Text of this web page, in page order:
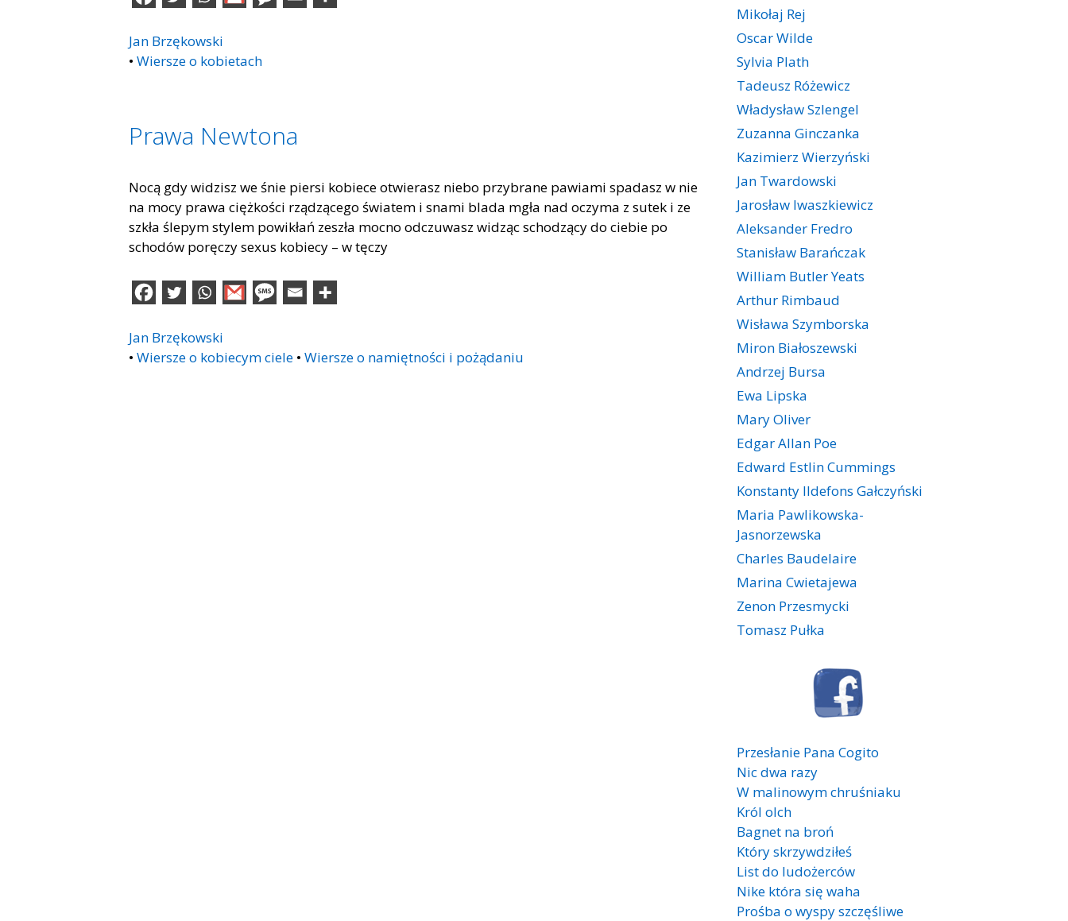
Jan Brzękowski
• Wiersze o kobietach
Prawa Newtona
Nocą gdy widzisz we śnie piersi kobiece otwierasz niebo przybrane pawiami spadasz w nie
na mocy prawa ciężkości rządzącego światem i snami blada mgła nad oczyma z sutek i ze
szkła ślepym stylem powikłań zeszła mocno odczuwasz widząc schodzący do ciebie po
schodów poręczy sexus kobiecy – w tęczy
Jan Brzękowski
• Wiersze o kobiecym ciele • Wiersze o namiętności i pożądaniu
Mikołaj Rej
Oscar Wilde
Sylvia Plath
Tadeusz Różewicz
Władysław Szlengel
Zuzanna Ginczanka
Kazimierz Wierzyński
Jan Twardowski
Jarosław Iwaszkiewicz
Aleksander Fredro
Stanisław Barańczak
William Butler Yeats
Arthur Rimbaud
Wisława Szymborska
Miron Białoszewski
Andrzej Bursa
Ewa Lipska
Mary Oliver
Edgar Allan Poe
Edward Estlin Cummings
Konstanty Ildefons Gałczyński
Maria Pawlikowska-
Jasnorzewska
Charles Baudelaire
Marina Cwietajewa
Zenon Przesmycki
Tomasz Pułka
Przesłanie Pana Cogito
Nic dwa razy
W malinowym chruśniaku
Król olch
Bagnet na broń
Który skrzywdziłeś
List do ludożerców
Nike która się waha
Prośba o wyspy szczęśliwe